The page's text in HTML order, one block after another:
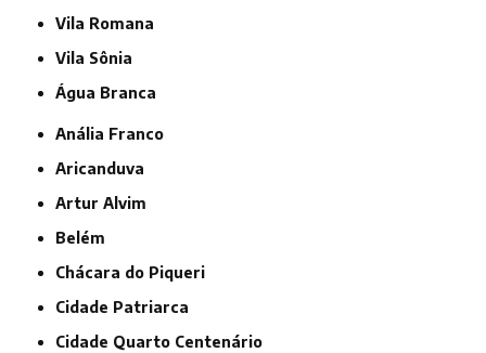
Vila Romana
Vila Sônia
Água Branca
Anália Franco
Aricanduva
Artur Alvim
Belém
Chácara do Piqueri
Cidade Patriarca
Cidade Quarto Centenário